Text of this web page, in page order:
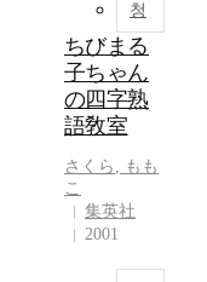
청
ちびまる
子ちゃん
の四字熟
語敎室
さくら , もも
こ
集英社
2001